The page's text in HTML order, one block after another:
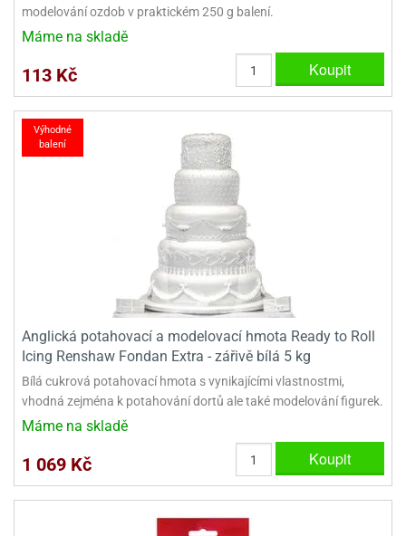
modelování ozdob v praktickém 250 g balení.
Máme na skladě
113 Kč Koupit
Anglická potahovací a modelovací hmota Ready to Roll
Icing Renshaw Fondan Extra - zářivě bílá 5 kg
Bílá cukrová potahovací hmota s vynikajícími vlastnostmi,
vhodná zejména k potahování dortů ale také modelování figurek.
Máme na skladě
1 069 Kč Koupit
Výhodné
balení